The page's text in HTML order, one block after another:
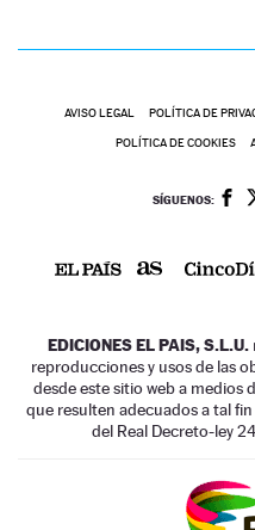
AVISO LEGAL POLÍTICA DE
POLÍTICA DE COOKIES
SÍGUENOS:
EDICIONES EL PAIS, S.L.U.
reproducciones y usos de las
desde este sitio web a medios
que resulten adecuados a tal
del Real Decreto-ley